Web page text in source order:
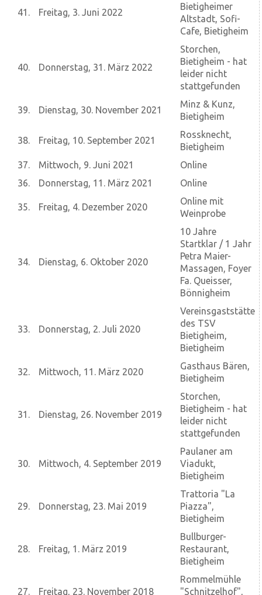
41. Freitag, 3. Juni 2022
Bietigheimer
Altstadt, Sofi-
Cafe, Bietigheim
40. Donnerstag, 31. März 2022
Storchen,
Bietigheim - hat
leider nicht
stattgefunden
39. Dienstag, 30. November 2021
Minz & Kunz,
Bietigheim
38. Freitag, 10. September 2021
Rossknecht,
Bietigheim
37.
Mittwoch, 9. Juni 2021
Online
36.
Donnerstag, 11. März 2021 Online
35. Freitag, 4. Dezember 2020
Online mit
Weinprobe
34. Dienstag, 6. Oktober 2020
10 Jahre
Startklar / 1 Jahr
Petra Maier-
Massagen, Foyer
Fa. Queisser,
Bönnigheim
33. Donnerstag, 2. Juli 2020
Vereinsgaststätte
des TSV
Bietigheim,
Bietigheim
32. Mittwoch, 11. März 2020
Gasthaus Bären,
Bietigheim
31. Dienstag, 26. November 2019
Storchen,
Bietigheim - hat
leider nicht
stattgefunden
30. Mittwoch, 4. September 2019
Paulaner am
Viadukt,
Bietigheim
29. Donnerstag, 23. Mai 2019
Trattoria "La
Piazza",
Bietigheim
28. Freitag, 1. März 2019
Bullburger-
Restaurant,
Bietigheim
27. Freitag, 23. November 2018
Rommelmühle
"Schnitzelhof",